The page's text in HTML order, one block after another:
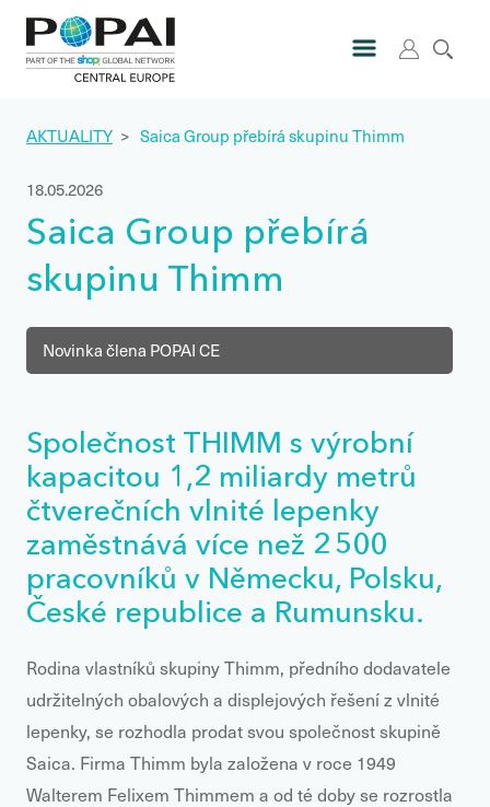
AKTUALITY > Saica Group přebírá skupinu Thimm
18.05.2026
Saica Group přebírá
skupinu Thimm
Novinka člena POPAI CE
Společnost THIMM s výrobní
kapacitou 1,2 miliardy metrů
čtverečních vlnité lepenky
zaměstnává více než 2 500
pracovníků v Německu, Polsku,
České republice a Rumunsku.
Rodina vlastníků skupiny Thimm, předního dodavatele
udržitelných obalových a displejových řešení z vlnité
lepenky, se rozhodla prodat svou společnost skupině
Saica. Firma Thimm byla založena v roce 1949
Walterem Felixem Thimmem a od té doby se rozrostla